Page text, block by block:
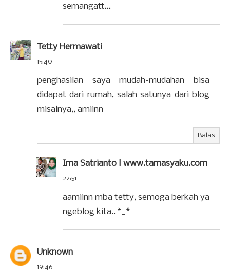
semangatt...
Tetty Hermawati
15:40
penghasilan saya mudah-mudahan bisa
didapat dari rumah, salah satunya dari blog
misalnya,, amiinn
Balas
Ima Satrianto | www.tamasyaku.com
22:51
aamiinn mba tetty, semoga berkah ya
ngeblog kita.. *_*
Unknown
19:46